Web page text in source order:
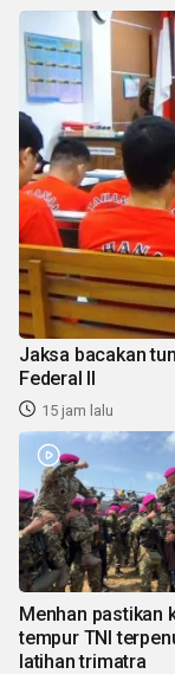
Jaksa bacakan
Federal II
15 jam lalu
Menhan pastikan
tempur TNI
latihan trimatra